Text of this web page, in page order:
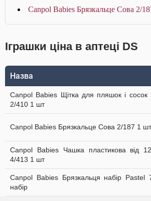
Canpol Babies Брязкальце Сова 2/
Іграшки ціна в аптеці DS
Назва
Canpol Babies Щітка для пляшок і сосок
2/410 1 шт
Canpol Babies Брязкальце Сова 2/187 1 шт
Canpol Babies Чашка пластикова від 12
4/413 1 шт
Canpol Babies Брязкальця набір Раstel
набір